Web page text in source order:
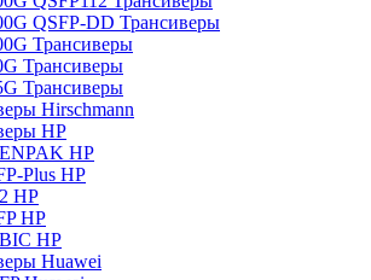
QSFP-DD Трансиверы
Трансиверы
Трансиверы
Трансиверы
Hirschmann
HP
HP
Plus HP
HP
HP
HP
Huawei